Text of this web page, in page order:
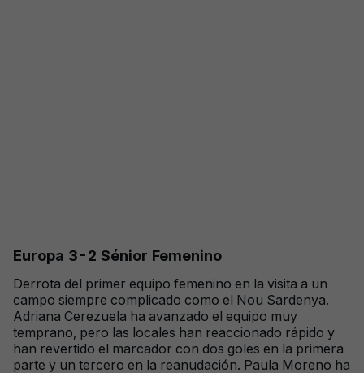
Europa 3-2 Sénior Femenino
Derrota del primer equipo femenino en la visita a un
campo siempre complicado como el Nou Sardenya.
Adriana Cerezuela ha avanzado el equipo muy
temprano, pero las locales han reaccionado rápido y
han revertido el marcador con dos goles en la primera
parte y un tercero en la reanudación. Paula Moreno ha